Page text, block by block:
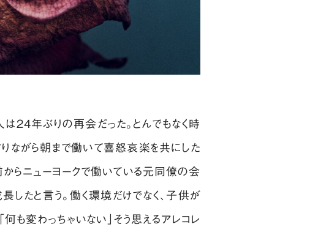
24年ぶりの再会だった。とんでもなく時
りながら朝まで働いて喜怒哀楽を共にした
らニューヨークで働いている元同僚の会
たと言う。働く環境だけでなく、子供が
も変わっちゃいない」そう思えるアレコレ